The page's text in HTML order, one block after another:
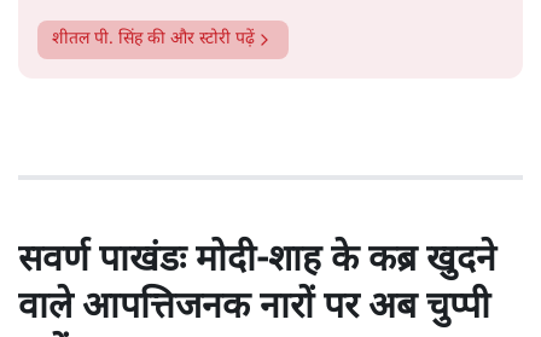
की। इसके बाद पारिवारिक व्यवसाय में क़रीब दो दशक गुज़ारने के
'समकाल' पाक्षिक समाचार पत्रिका का क़रीब एक वर्ष प्रकाशन किया
।
शीतल पी. सिंहकी और स्टोरी पढ़ें